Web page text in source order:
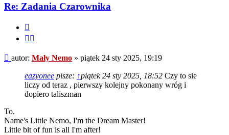
Re: Zadania Czarownika
Post
autor: Mały Nemo » piątek 24 sty 2025, 19:19
eazyonee pisze: ↑piątek 24 sty 2025, 18:52 Czy to sie
liczy od teraz , pierwszy kolejny pokonany wróg i
dopiero taliszman
To.
Name's Little Nemo, I'm the Dream Master!
Little bit of fun is all I'm after!